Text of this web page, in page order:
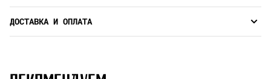
ДОСТАВКА И ОПЛАТА